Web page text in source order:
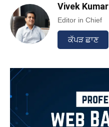
Vivek Kumar
Editor in Chief
ਕੱਪੜ ਛਾਣ